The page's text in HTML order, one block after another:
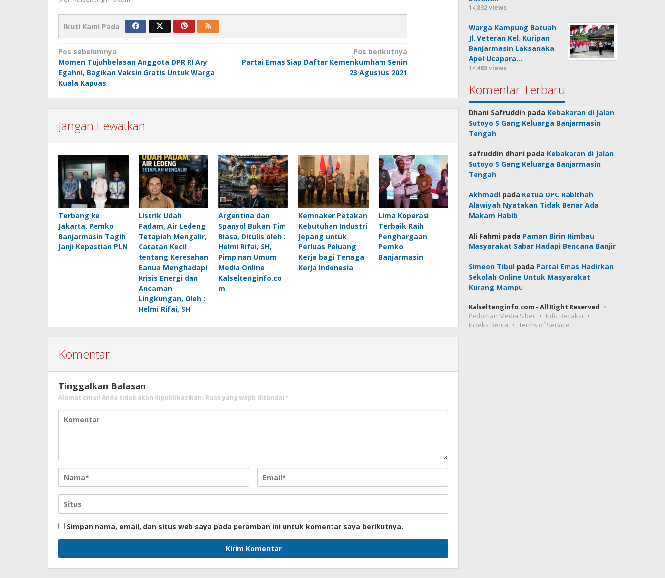
Ikuti Kami Pada
Navigasi
pos
Pos sebelumnya
Momen Tujuhbelasan Anggota DPR RI Ary
Egahni, Bagikan Vaksin Gratis Untuk Warga
Kuala Kapuas
Pos berikutnya
Partai Emas Siap Daftar Kemenkumham Senin
23 Agustus 2021
Jangan Lewatkan
Terbang ke
Jakarta, Pemko
Banjarmasin Tagih
Janji Kepastian PLN
Listrik Udah
Padam, Air Ledeng
Tetaplah Mengalir,
Catatan Kecil
tentang Keresahan
Banua Menghadapi
Krisis Energi dan
Ancaman
Lingkungan, Oleh :
Helmi Rifai, SH
Argentina dan
Spanyol Bukan Tim
Biasa, Ditulis oleh :
Helmi Rifai, SH,
Pimpinan Umum
Media Online
Kalseltenginfo.co
m
Kemnaker Petakan
Kebutuhan Industri
Jepang untuk
Perluas Peluang
Kerja bagi Tenaga
Kerja Indonesia
Lima Koperasi
Terbaik Raih
Penghargaan
Pemko
Banjarmasin
Komentar
Tinggalkan Balasan
Alamat email Anda tidak akan dipublikasikan. Ruas yang wajib ditandai *
Simpan nama, email, dan situs web saya pada peramban ini untuk komentar saya berikutnya.
14,832 views
Warga Kampung Batuah
Jl. Veteran Kel. Kuripan
Banjarmasin Laksanaka
Apel Ucapara…
14,485 views
Komentar Terbaru
Dhani Safruddin pada Kebakaran di Jalan
Sutoyo S Gang Keluarga Banjarmasin
Tengah
safruddin dhani pada Kebakaran di Jalan
Sutoyo S Gang Keluarga Banjarmasin
Tengah
Akhmadi pada Ketua DPC Rabithah
Alawiyah Nyatakan Tidak Benar Ada
Makam Habib
Ali Fahmi pada Paman Birin Himbau
Masyarakat Sabar Hadapi Bencana Banjir
Simeon Tibul pada Partai Emas Hadirkan
Sekolah Online Untuk Masyarakat
Kurang Mampu
Kalseltenginfo.com - All Right Reserved
Pedoman Media Siber
Info Redaksi
Indeks Berita
Terms of Service